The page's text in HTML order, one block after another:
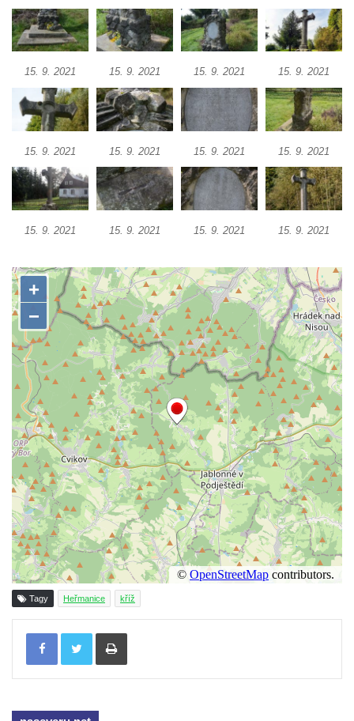
Kříž na rozcestí v Záluží
Kříž v ulici V Zátiší v Dobříni
Labem
Kříž v centru Liběšic
Kříž na návsi v Chouči
Boží muka na rozcestí východně od Chouče
Kříž na návsi v Lužici
Kříž na návsi v Dobrčicích
Kříž u polní cesty severozápadně od Kozel
Údajný kříž na návsi v Kozlech
Centrální kříž hřbitova v Kozlech
Kříž východně od Oparna u cesty na Lovoš
Pamětní kříž na Lovoši
Kříž na rozcestí u domu čp. 49 ve Svojkově
Centrální kříž bývalého hřbitova v Horním
Chlumu
Kříž jižně od Prysku
Boží muka svatého Floriána v Mezné
Neugebauerův kříž východně od Sloupu v
Čechách
Kříž u kostela Zvěstování Panny Marie v
Duchcově
Údajný kříž před kostelem svatých Petra a
Kříž na návsi v Jeníkově
15. 9. 2021 15. 9. 2021 15. 9. 2021 15. 9. 2021
15. 9. 2021 15. 9. 2021 15. 9. 2021 15. 9. 2021
15. 9. 2021 15. 9. 2021 15. 9. 2021 15. 9. 2021
Tagy Heřmanice kříž
Tisknout